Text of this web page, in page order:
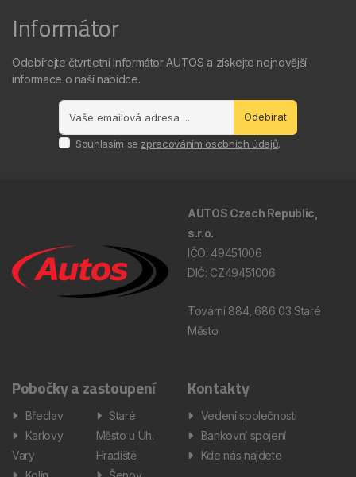
Informátor
Odebírejte čtvrtletní Informátor AUTOS a získejte nejnovější
informace o naší nabídce.
Odebírat
Souhlasím se zpracováním osobních údajů.
AUTOS Czech Republic,
s.r.o.
IČO: 49451006
DIČ: CZ49451006
Tovární 884, 686 03 Staré
Město
Pobočky a zastoupení
Břeclav
Karlovy
Vary
Staré
Město u Uh.
Hradiště
Kontakty
Vedení společnosti
Bankovní spojení
Kde nás najdete